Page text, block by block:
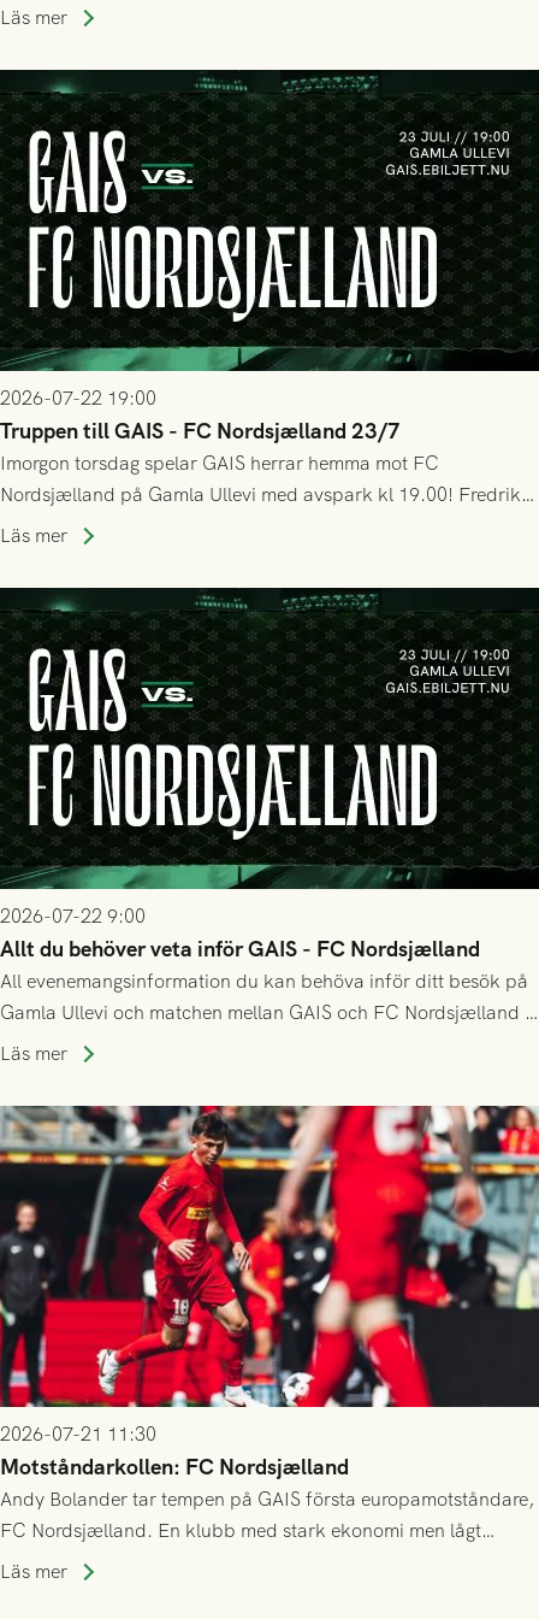
halvtidsvilan sjönk tempot när Nordsjälland tilläts ha mer av
seger! Matchfoto: Mikael Josefsson & Lasse Ekström
Läs mer
2026-07-22 19:00
Truppen till GAIS - FC Nordsjælland 23/7
Imorgon torsdag spelar GAIS herrar hemma mot FC
Nordsjælland på Gamla Ullevi med avspark kl 19.00! Fredrik
Holmberg och ledarstaben har tagit ut följande trupp till
Läs mer
2026-07-22 9:00
Allt du behöver veta inför GAIS - FC Nordsjælland
All evenemangsinformation du kan behöva inför ditt besök på
Gamla Ullevi och matchen mellan GAIS och FC Nordsjælland i
kvalet till Conference League! Avspark kl 19.00 på torsdag
Läs mer
2026-07-21 11:30
Motståndarkollen: FC Nordsjælland
Andy Bolander tar tempen på GAIS första europamotståndare,
FC Nordsjælland. En klubb med stark ekonomi men lågt
publiksnitt, ett lag med både kollektiv styrka och individuell
Läs mer